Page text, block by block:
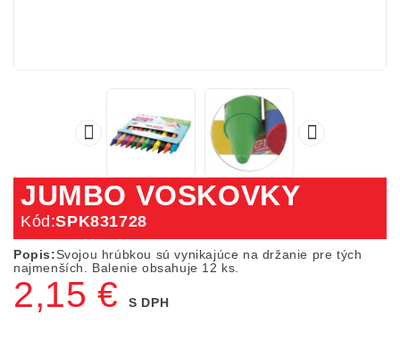
 
JUMBO VOSKOVKY
Kód:SPK831728
Popis:Svojou hrúbkou sú vynikajúce na držanie pre tých
najmenších. Balenie obsahuje 12 ks.
2,15 € S DPH